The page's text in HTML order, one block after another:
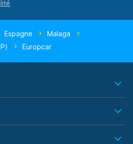
Espagne
Malaga
Europcar